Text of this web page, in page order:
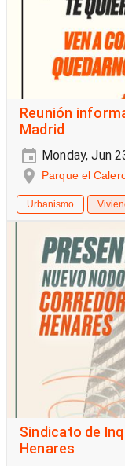
Reunión
Madrid
Monday, Jun
Parque el
Urbanismo
Sindicato de
Henares